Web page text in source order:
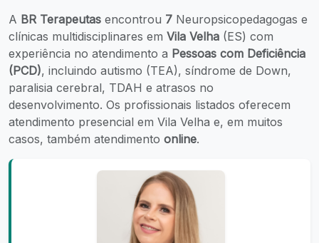
A BR Terapeutas encontrou 7 Neuropsicopedagogas e
clínicas multidisciplinares em Vila Velha (ES) com
experiência no atendimento a Pessoas com Deficiência
(PCD), incluindo autismo (TEA), síndrome de Down,
paralisia cerebral, TDAH e atrasos no
desenvolvimento. Os profissionais listados oferecem
atendimento presencial em Vila Velha e, em muitos
casos, também atendimento online.